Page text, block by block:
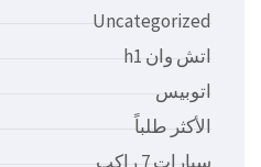
Uncategorized
اتش وان h1
اتوبيس
الأكثر طلباً
سيارات 7 راكب